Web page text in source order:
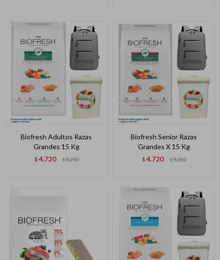
Biofresh Adultos Razas
Grandes 15 Kg
$ 4.720 $5.250
Biofresh Senior Razas
Grandes X 15 Kg
$ 4.720 $5.250